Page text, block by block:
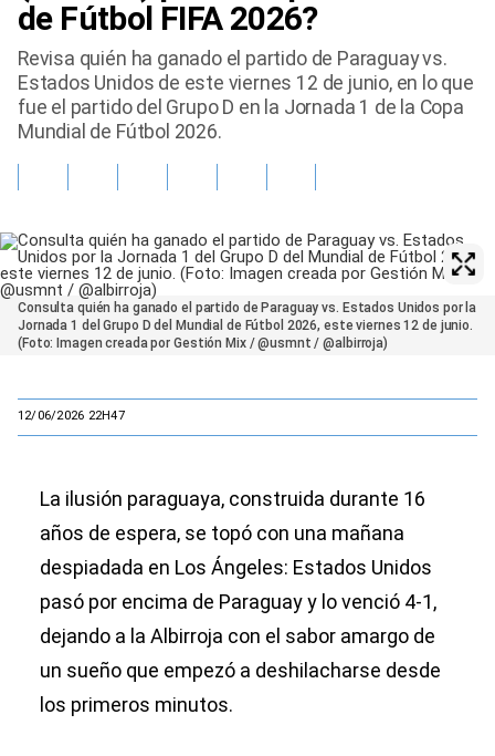
Tendencias Mix
Sports
de Fútbol FIFA 2026?
Revisa quién ha ganado el partido de Paraguay vs.
Estados Unidos de este viernes 12 de junio, en lo que
fue el partido del Grupo D en la Jornada 1 de la Copa
Mundial de Fútbol 2026.
Consulta quién ha ganado el partido de Paraguay vs. Estados Unidos por la
Jornada 1 del Grupo D del Mundial de Fútbol 2026, este viernes 12 de junio.
(Foto: Imagen creada por Gestión Mix / @usmnt / @albirroja)
12/06/2026 22H47
La ilusión paraguaya, construida durante 16
años de espera, se topó con una mañana
despiadada en Los Ángeles: Estados Unidos
pasó por encima de Paraguay y lo venció 4-1,
dejando a la Albirroja con el sabor amargo de
un sueño que empezó a deshilacharse desde
los primeros minutos.